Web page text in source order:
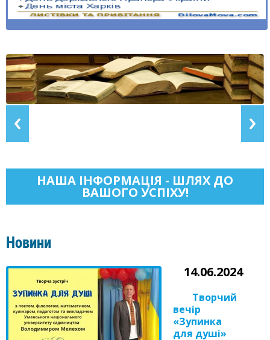
НАША ІНФОРМАЦІЯ - ШЛЯХ ДО
ВАШОГО УСПІХУ!
Новини
14.06.2024
Творчий
вечір
«Зупинка
для душі»